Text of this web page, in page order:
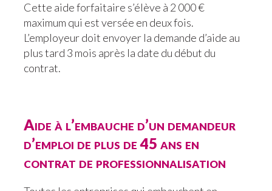
Cette aide forfaitaire s’élève à 2 000 €
maximum qui est versée en deux fois.
L’employeur doit envoyer la demande d’aide au
plus tard 3 mois après la date du début du
contrat.
Aide à l’embauche d’un demandeur
d’emploi de plus de 45 ans en
contrat de professionnalisation